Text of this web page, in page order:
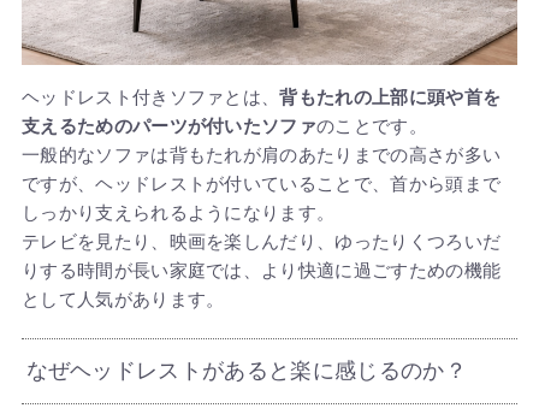
ヘッドレスト付きソファとは、背もたれの上部に頭や首を
支えるためのパーツが付いたソファのことです。
一般的なソファは背もたれが肩のあたりまでの高さが多い
ですが、ヘッドレストが付いていることで、首から頭まで
しっかり支えられるようになります。
テレビを見たり、映画を楽しんだり、ゆったりくつろいだ
りする時間が長い家庭では、より快適に過ごすための機能
として人気があります。
なぜヘッドレストがあると楽に感じるのか？